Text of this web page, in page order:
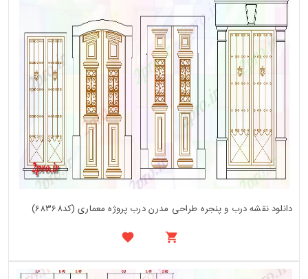
دانلود نقشه درب و پنجره طراحی مدرن درب پروژه معماری (کد68368)